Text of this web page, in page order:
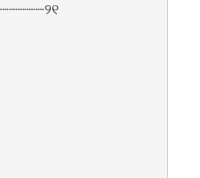
୨୧